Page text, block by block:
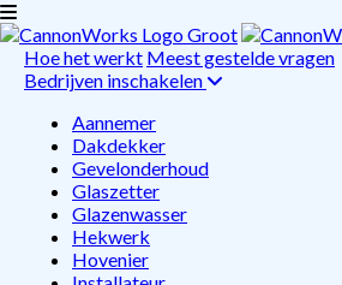
Hoe het werkt Meest gestelde vragen
Bedrijven inschakelen
Aannemer
Dakdekker
Gevelonderhoud
Glaszetter
Glazenwasser
Hekwerk
Hovenier